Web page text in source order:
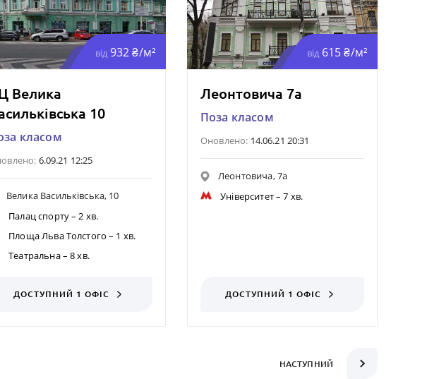
від 932 ₴/м²
Велика
10
класом
6.09.21 12:25
Велика Васильківська, 10
Палац спорту– 2 хв.
Площа Льва Толстого – 1 хв.
Театральна– 8 хв.
ДОСТУПНИЙ 1 ОФІС
від 615 ₴/м²
Леонтовича 7а
Поза класом
Оновлено: 14.06.21 20:31
Леонтовича, 7а
Університет– 7 хв.
ДОСТУПНИЙ 1 ОФІС
НАСТУПНИЙ